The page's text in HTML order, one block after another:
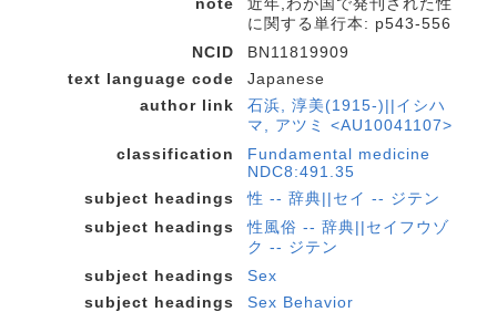
に関する単行本: p543-556
NCID
BN11819909
text language code
Japanese
author link
石浜, 淳美(1915-)||イシハ
マ, アツミ <AU10041107>
classification
Fundamental medicine
NDC8:491.35
subject headings
性 -- 辞典||セイ -- ジテン
subject headings
性風俗 -- 辞典||セイフウゾ
ク -- ジテン
subject headings
Sex
subject headings
Sex Behavior